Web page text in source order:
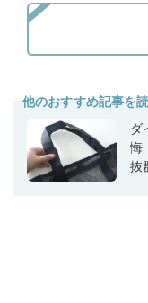
他のおすすめ記事を
ダ
悔
抜